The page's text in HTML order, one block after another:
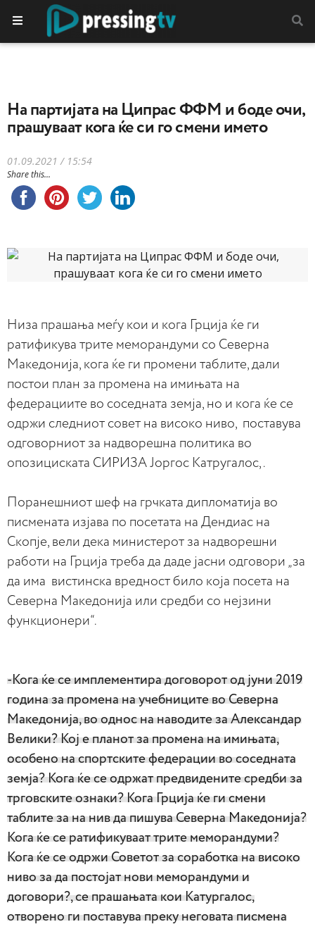
На партијата на Ципрас ФФМ и боде очи,
прашуваат кога ќе си го смени името
01.09.2021 / 15:54
Share this...
Низа прашања меѓу кои и кога Грција ќе ги
ратификува трите меморандуми со Северна
Македонија, кога ќе ги промени таблите, дали
постои план за промена на имињата на
федерациите во соседната земја, но и кога ќе се
одржи следниот совет на високо ниво, поставува
одговорниот за надворешна политика во
опозициската СИРИЗА Јоргос Катругалос,.
Поранешниот шеф на грчката дипломатија во
писмената изјава по посетата на Дендиас на
Скопје, вели дека министерот за надворешни
работи на Грција треба да даде јасни одговори „за
да има вистинска вредност било која посета на
Северна Македонија или средби со нејзини
функционери“.
-Кога ќе се имплементира договорот од јуни 2019
година за промена на учебниците во Северна
Македонија, во однос на наводите за Александар
Велики? Кој е планот за промена на имињата,
особено на спортските федерации во соседната
земја? Кога ќе се одржат предвидените средби за
трговските ознаки? Кога Грција ќе ги смени
таблите за на нив да пишува Северна Македонија?
Кога ќе се ратификуваат трите меморандуми?
Кога ќе се одржи Советот за соработка на високо
ниво за да постојат нови меморандуми и
договори?, се прашањата кои Катургалос,
отворено ги поставува преку неговата писмена